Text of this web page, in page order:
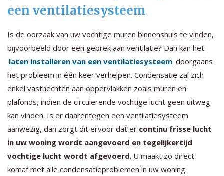
een ventilatiesysteem
Is de oorzaak van uw vochtige muren binnenshuis te vinden,
bijvoorbeeld door een gebrek aan ventilatie? Dan kan het
laten installeren van een ventilatiesysteem doorgaans
het probleem in één keer verhelpen. Condensatie zal zich
enkel vasthechten aan oppervlakken zoals muren en
plafonds, indien de circulerende vochtige lucht geen uitweg
kan vinden. Is er daarentegen een ventilatiesysteem
aanwezig, dan zorgt dit ervoor dat er continu frisse lucht
in uw woning wordt aangevoerd en tegelijkertijd
vochtige lucht wordt afgevoerd. U maakt zo direct
komaf met alle condensatieproblemen in uw woning.